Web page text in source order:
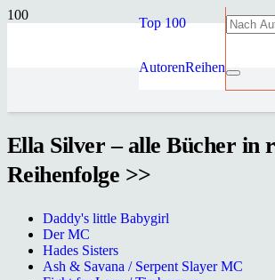
Top 100
AutorenReihen
Ella Silver – alle Bücher in
Reihenfolge >>
Daddy's little Babygirl
Der MC
Hades Sisters
Ash & Savana / Serpent Slayer MC